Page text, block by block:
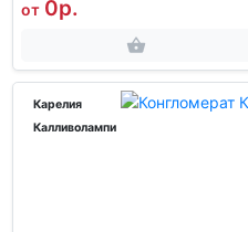
от 0р.
Карелия
Калливолампи